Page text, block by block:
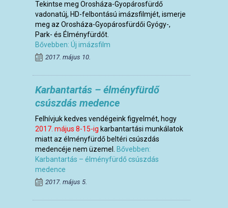
Tekintse meg Orosháza-Gyopárosfürdő
vadonatúj, HD-felbontású imázsfilmjét, ismerje
meg az Orosháza-Gyopárosfürdői Gyógy-,
Park- és Élményfürdőt.
Bővebben: Új imázsfilm
2017. május 10.
Karbantartás – élményfürdő
csúszdás medence
Felhívjuk kedves vendégeink figyelmét, hogy
2017. május 8-15-ig karbantartási munkálatok
miatt az élményfürdő beltéri csúszdás
medencéje nem üzemel.
Bővebben:
Karbantartás – élményfürdő csúszdás
medence
2017. május 5.